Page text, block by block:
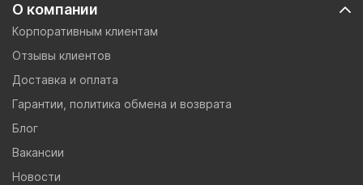
О компании
Корпоративным клиентам
Отзывы клиентов
Доставка и оплата
Гарантии, политика обмена и возврата
Блог
Вакансии
Новости